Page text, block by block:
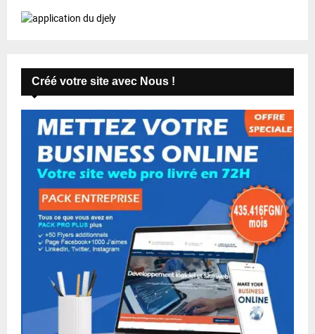
Créé votre site avec Nous !